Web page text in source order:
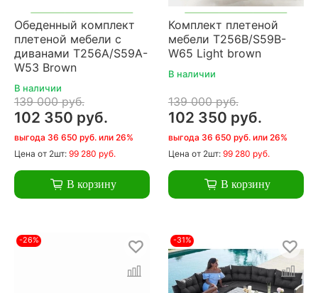
Обеденный комплект
плетеной мебели с
диванами T256A/S59A-
W53 Brown
В наличии
139 000 руб.
102 350 руб.
выгода 36 650 руб. или 26%
Цена от 2шт: 99 280 руб.
В корзину
Комплект плетеной
мебели T256B/S59B-
W65 Light brown
В наличии
139 000 руб.
102 350 руб.
выгода 36 650 руб. или 26%
Цена от 2шт: 99 280 руб.
В корзину
-26% -31%